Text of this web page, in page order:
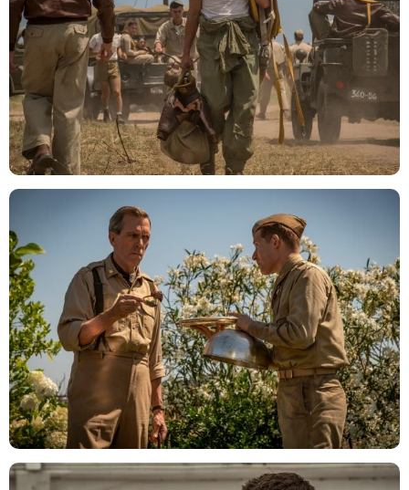
Philipe Antonello / Hulu
Philipe Antonello / Hulu